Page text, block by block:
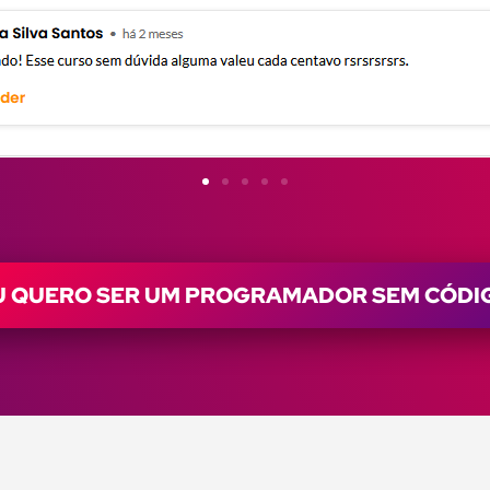
QUERO SER UM PROGRAMADOR SEM